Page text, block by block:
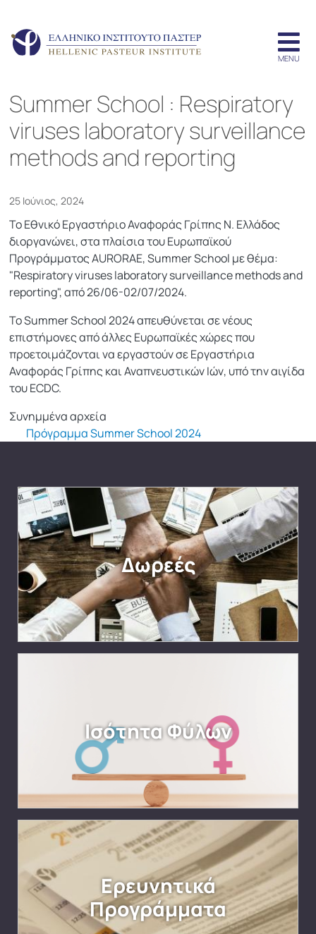
Summer School : Respiratory
viruses laboratory surveillance
methods and reporting
25 Ιούνιος, 2024
Το Εθνικό Εργαστήριο Αναφοράς Γρίπης Ν. Ελλάδος
διοργανώνει, στα πλαίσια του Ευρωπαϊκού
Προγράμματος AURORAE, Summer School με θέμα:
"Respiratory viruses laboratory surveillance methods and
reporting", από 26/06-02/07/2024.
Το Summer School 2024 απευθύνεται σε νέους
επιστήμονες από άλλες Ευρωπαϊκές χώρες που
προετοιμάζονται να εργαστούν σε Εργαστήρια
Αναφοράς Γρίπης και Αναπνευστικών Ιών, υπό την αιγίδα
του ECDC.
Συνημμένα αρχεία
Πρόγραμμα Summer School 2024
Δωρεές
Ισότητα Φύλων
Ερευνητικά
Προγράμματα